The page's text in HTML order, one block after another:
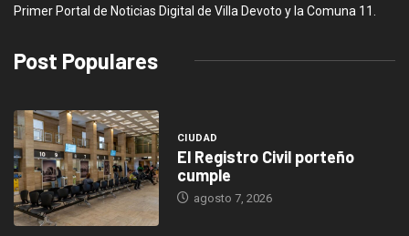
Primer Portal de Noticias Digital de Villa Devoto y la Comuna 11.
Post Populares
CIUDAD
El Registro Civil porteño
cumple
agosto 7, 2026